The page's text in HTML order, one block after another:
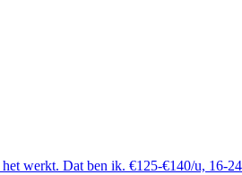
het werkt. Dat ben ik. €125-€140/u, 16-